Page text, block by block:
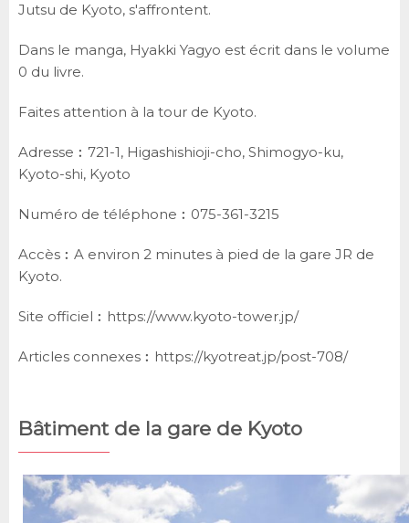
Jutsu de Kyoto, s'affrontent.
Dans le manga, Hyakki Yagyo est écrit dans le volume
0 du livre.
Faites attention à la tour de Kyoto.
Adresse︰721-1, Higashishioji-cho, Shimogyo-ku,
Kyoto-shi, Kyoto
Numéro de téléphone︰075-361-3215
Accès︰A environ 2 minutes à pied de la gare JR de
Kyoto.
Site officiel︰ https://www.kyoto-tower.jp/
Articles connexes︰ https://kyotreat.jp/post-708/
Bâtiment de la gare de Kyoto